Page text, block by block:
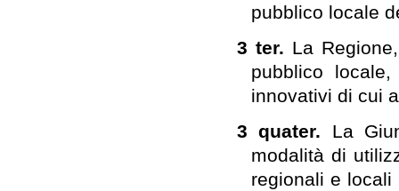
pubblico locale
3 ter. La
pubblico
innovativi di cui
3 quater. La
modalità di
regionali e